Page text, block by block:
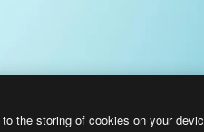
the storing of cookies on your